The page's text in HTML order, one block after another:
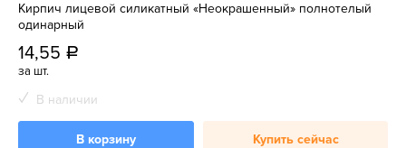
Кирпич лицевой силикатный «Неокрашенный» полнотелый
одинарный
14,55 a
за шт.
В наличии
В корзину Купить сейчас